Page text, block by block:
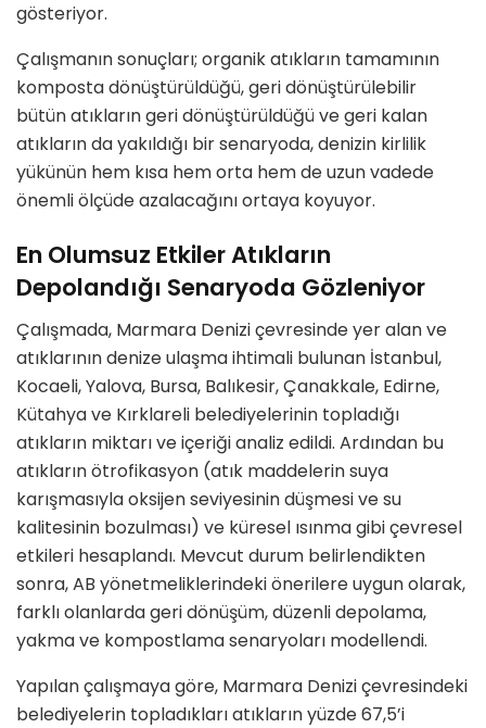
gösteriyor.
Çalışmanın sonuçları; organik atıkların tamamının
komposta dönüştürüldüğü, geri dönüştürülebilir
bütün atıkların geri dönüştürüldüğü ve geri kalan
atıkların da yakıldığı bir senaryoda, denizin kirlilik
yükünün hem kısa hem orta hem de uzun vadede
önemli ölçüde azalacağını ortaya koyuyor.
En Olumsuz Etkiler Atıkların
Depolandığı Senaryoda Gözleniyor
Çalışmada, Marmara Denizi çevresinde yer alan ve
atıklarının denize ulaşma ihtimali bulunan İstanbul,
Kocaeli, Yalova, Bursa, Balıkesir, Çanakkale, Edirne,
Kütahya ve Kırklareli belediyelerinin topladığı
atıkların miktarı ve içeriği analiz edildi. Ardından bu
atıkların ötrofikasyon (atık maddelerin suya
karışmasıyla oksijen seviyesinin düşmesi ve su
kalitesinin bozulması) ve küresel ısınma gibi çevresel
etkileri hesaplandı. Mevcut durum belirlendikten
sonra, AB yönetmeliklerindeki önerilere uygun olarak,
farklı olanlarda geri dönüşüm, düzenli depolama,
yakma ve kompostlama senaryoları modellendi.
Yapılan çalışmaya göre, Marmara Denizi çevresindeki
belediyelerin topladıkları atıkların yüzde 67,5’i